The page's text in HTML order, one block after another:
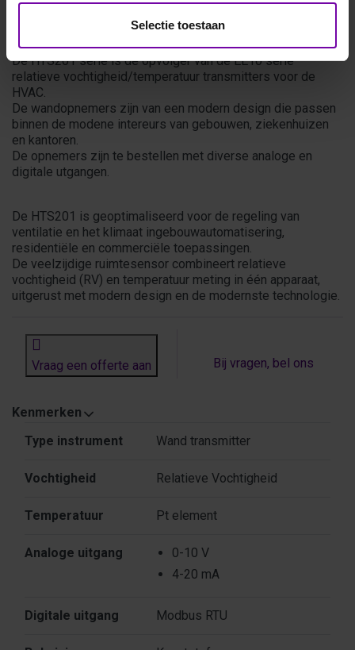
Selectie toestaan
HTS201 serie vocht- en temperatuur
De HTS201 serie is de opvolger van de EE10 serie
relatieve vochtigheid/temperatuur transmitters voor de
HVAC.
De wandopnemers zijn van een modern design die passen
binnen de modene intereurs van gebouwen, ziekenhuizen
en kantoren.
De opnemers zijn te bestellen met diverse analoge en
digitale utgangen.
De HTS201 is geoptimaliseerd voor de regeling van
ventilatie en het klimaat ingebouwautomatisering,
residentiële en commerciële toepassingen.
De veelzijdige ruimtesensor combineert relatieve
vochtigheid (RV) en temperatuur meting in één apparaat,
uitgerust met modern design en de modernste technologie.
Vraag een offerte aan Bij vragen, bel ons
Kenmerken
Type instrument Wand transmitter
Vochtigheid Relatieve Vochtigheid
Temperatuur Pt element
Analoge uitgang
0-10 V
4-20 mA
Digitale uitgang Modbus RTU